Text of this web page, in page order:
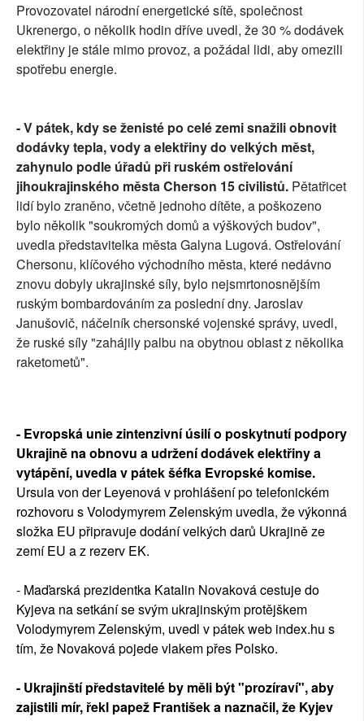
Provozovatel národní energetické sítě, společnost
Ukrenergo, o několik hodin dříve uvedl, že 30 % dodávek
elektřiny je stále mimo provoz, a požádal lidi, aby omezili
spotřebu energie.
- V pátek, kdy se ženisté po celé zemi snažili obnovit
dodávky tepla, vody a elektřiny do velkých měst,
zahynulo podle úřadů při ruském ostřelování
jihoukrajinského města Cherson 15 civilistů. Pětatřicet
lidí bylo zraněno, včetně jednoho dítěte, a poškozeno
bylo několik "soukromých domů a výškových budov",
uvedla představitelka města Galyna Lugová. Ostřelování
Chersonu, klíčového východního města, které nedávno
znovu dobyly ukrajinské síly, bylo nejsmrtonosnějším
ruským bombardováním za poslední dny. Jaroslav
Janušovič, náčelník chersonské vojenské správy, uvedl,
že ruské síly "zahájily palbu na obytnou oblast z několika
raketometů".
- Evropská unie zintenzivní úsilí o poskytnutí podpory
Ukrajině na obnovu a udržení dodávek elektřiny a
vytápění, uvedla v pátek šéfka Evropské komise.
Ursula von der Leyenová v prohlášení po telefonickém
rozhovoru s Volodymyrem Zelenským uvedla, že výkonná
složka EU připravuje dodání velkých darů Ukrajině ze
zemí EU a z rezerv EK.
- Maďarská prezidentka Katalin Novaková cestuje do
Kyjeva na setkání se svým ukrajinským protějškem
Volodymyrem Zelenským, uvedl v pátek web index.hu s
tím, že Novaková pojede vlakem přes Polsko.
- Ukrajinští představitelé by měli být "prozíraví", aby
zajistili mír, řekl papež František a naznačil, že Kyjev